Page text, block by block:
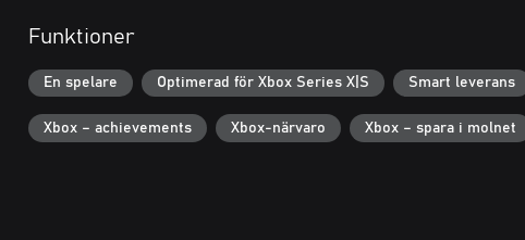
Funktioner
En spelare Optimerad för Xbox Series X|S Smart leverans
Xbox – achievements Xbox-närvaro Xbox – spara i molnet